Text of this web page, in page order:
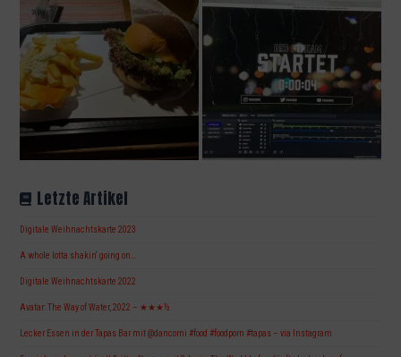
Letzte Artikel
Digitale Weihnachtskarte 2023
A whole lotta shakin‘ going on…
Digitale Weihnachtskarte 2022
Avatar: The Way of Water, 2022 – ★★★½
Lecker Essen in der Tapas Bar mit @dancorni #food #foodporn #tapas – via Instagram